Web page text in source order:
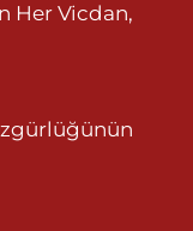
Mardin
C Yeşilli
Her Vicdan,